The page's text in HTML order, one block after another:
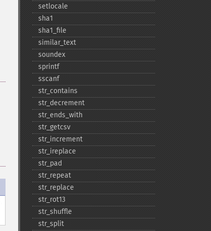
setlocale
sha1
sha1_​file
similar_​text
soundex
sprintf
sscanf
str_​contains
str_​decrement
str_​ends_​with
str_​getcsv
str_​increment
str_​ireplace
str_​pad
str_​repeat
str_​replace
str_​rot13
str_​shuffle
str_​split